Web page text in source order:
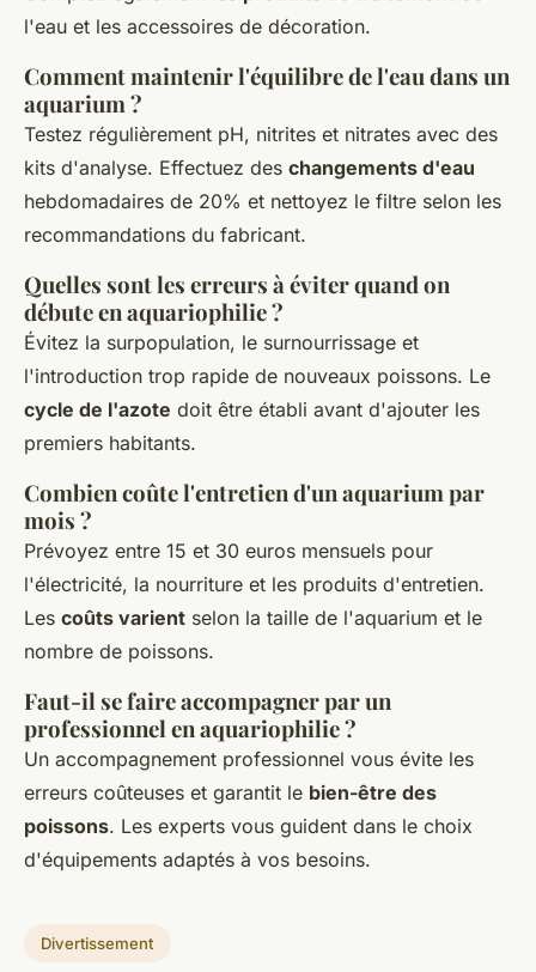
l'eau et les accessoires de décoration.
Comment maintenir l'équilibre de l'eau dans un
aquarium ?
Testez régulièrement pH, nitrites et nitrates avec des
kits d'analyse. Effectuez des changements d'eau
hebdomadaires de 20% et nettoyez le filtre selon les
recommandations du fabricant.
Quelles sont les erreurs à éviter quand on
débute en aquariophilie ?
Évitez la surpopulation, le surnourrissage et
l'introduction trop rapide de nouveaux poissons. Le
cycle de l'azote doit être établi avant d'ajouter les
premiers habitants.
Combien coûte l'entretien d'un aquarium par
mois ?
Prévoyez entre 15 et 30 euros mensuels pour
l'électricité, la nourriture et les produits d'entretien.
Les coûts varient selon la taille de l'aquarium et le
nombre de poissons.
Faut-il se faire accompagner par un
professionnel en aquariophilie ?
Un accompagnement professionnel vous évite les
erreurs coûteuses et garantit le bien-être des
poissons. Les experts vous guident dans le choix
d'équipements adaptés à vos besoins.
Divertissement